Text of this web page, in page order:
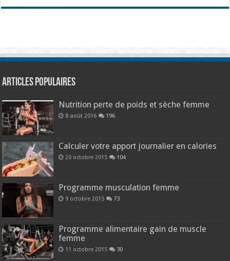
Articles populaires
Nutrition perte de poids et sèche femme
8 août 2016 196
Calculer votre apport journalier en calories
20 octobre 2015 104
Programme musculation femme
9 octobre 2015 73
Programme alimentaire gain de muscle
femme
11 octobre 2015 30